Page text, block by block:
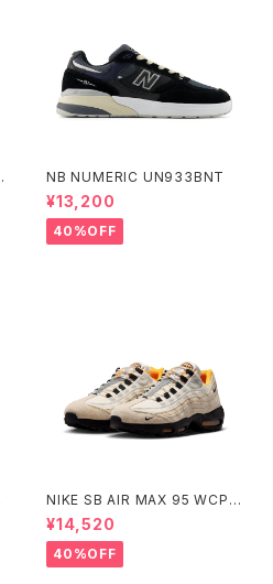
NB NUMERIC UN933BNT
¥13,200
40%OFF
NIKE SB AIR MAX 95 WCP
ナイキエスビー エアマックス フ
ットボールコレクション Small
Size
¥14,520
40%OFF